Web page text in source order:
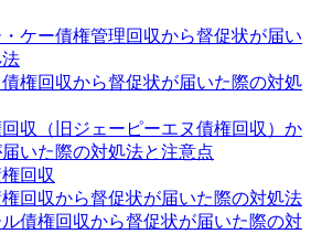
ケー債権管理回収から督促状が届い
権回収から督促状が届いた際の対処
収（旧ジェーピーエヌ債権回収）か
いた際の対処法と注意点
回収
回収から督促状が届いた際の対処法
債権回収から督促状が届いた際の対